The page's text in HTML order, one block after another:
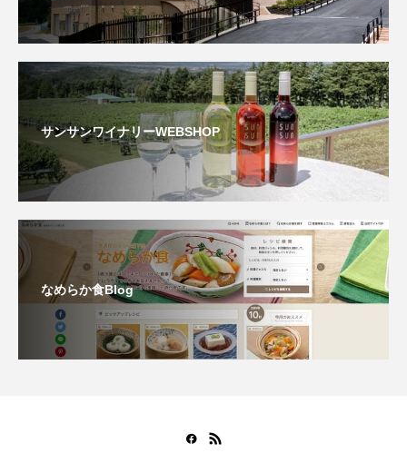
サンサンワイナリーWEBSHOP
なめらか食Blog